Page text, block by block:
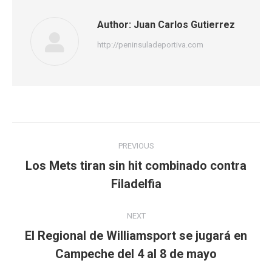
Author: Juan Carlos Gutierrez
http://peninsuladeportiva.com
navigation
PREVIOUS
Previous
post:
Los Mets tiran sin hit combinado contra
Filadelfia
NEXT
Next
post:
El Regional de Williamsport se jugará en
Campeche del 4 al 8 de mayo